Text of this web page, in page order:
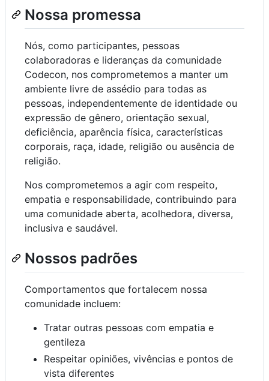
Nossa promessa
Nós, como participantes, pessoas
colaboradoras e lideranças da comunidade
Codecon, nos comprometemos a manter um
ambiente livre de assédio para todas as
pessoas, independentemente de identidade ou
expressão de gênero, orientação sexual,
deficiência, aparência física, características
corporais, raça, idade, religião ou ausência de
religião.
Nos comprometemos a agir com respeito,
empatia e responsabilidade, contribuindo para
uma comunidade aberta, acolhedora, diversa,
inclusiva e saudável.
Nossos padrões
Comportamentos que fortalecem nossa
comunidade incluem:
Tratar outras pessoas com empatia e
gentileza
Respeitar opiniões, vivências e pontos de
vista diferentes